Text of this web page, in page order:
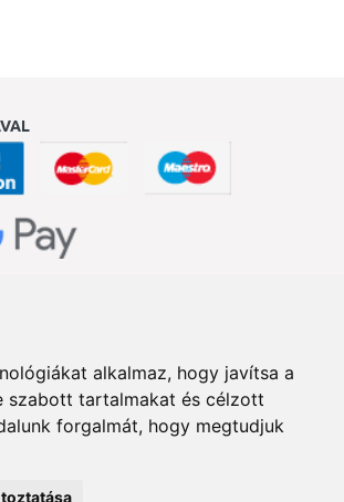
alkalmaz, hogy javítsa a
szabott tartalmakat és célzott
forgalmát, hogy megtudjuk